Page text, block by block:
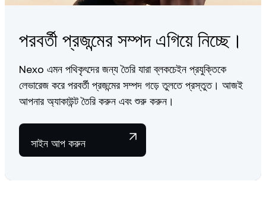
If your LTV hits a critical threshold, partial automatic
LTV ratio. To help you preserve as much of your digital
assets as possible, only the minimum required amount of
To learn more about loan repayments, visit our dedicated
Help Center article.
পরবর্তী প্রজন্মের সম্পদ এগিয়ে নিচ্ছে।
Nexo এমন পথিকৃৎদের জন্য তৈরি যারা ব্লকচেইন প্রযুক্তিকে
লেভারেজ করে পরবর্তী প্রজন্মের সম্পদ গড়ে তুলতে প্রস্তুত। আজই
আপনার অ্যাকাউন্ট তৈরি করুন এবং শুরু করুন।
সাইন আপ করুন